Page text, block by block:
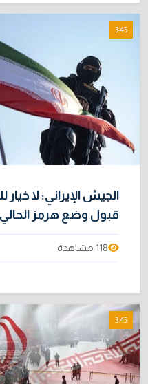
3:45
الجيش الإيراني: لا
قبول وضع هرمز الحالي
118 مشاهدة
3:45